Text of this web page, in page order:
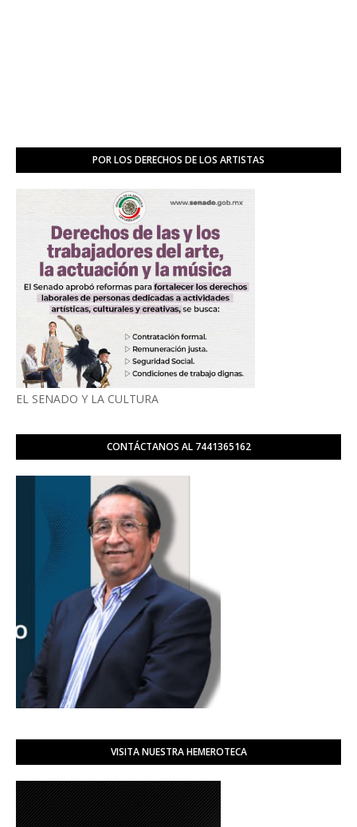
POR LOS DERECHOS DE LOS ARTISTAS
EL SENADO Y LA CULTURA
CONTÁCTANOS AL 7441365162
VISITA NUESTRA HEMEROTECA